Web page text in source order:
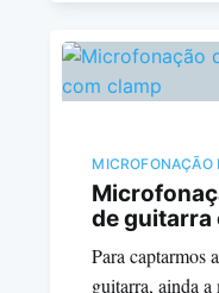
MICROFONAÇÃO
de guitarra
Para captarmos
guitarra, ainda